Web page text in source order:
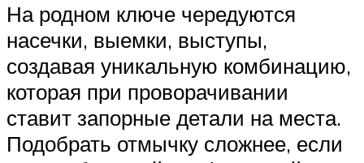
На родном ключе чередуются
насечки, выемки, выступы,
создавая уникальную комбинацию,
которая при проворачивании
ставит запорные детали на места.
Подобрать отмычку сложнее, если